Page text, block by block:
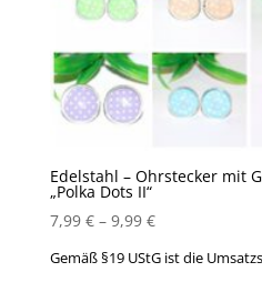
Edelstahl – Ohrstecker mit
„Polka Dots II“
7,99 €– 9,99 €
Gemäß §19 UStG ist die